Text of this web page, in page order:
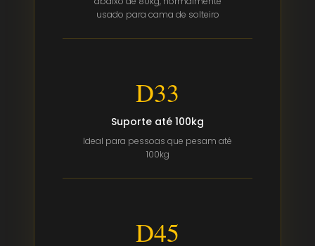
usado para cama de solteiro
D33
Suporte até 100kg
Ideal para pessoas que pesam até
100kg
D45